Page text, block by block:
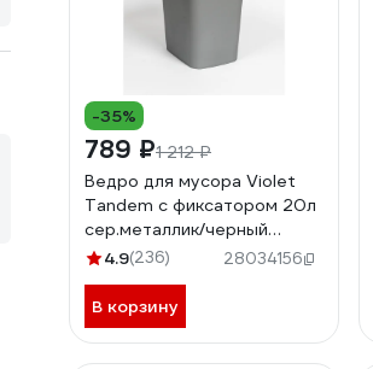
-35%
789 ₽1 212 ₽
Ведро для мусора Violet
Tandem с фиксатором 20л
сер.металлик/черный
842258
4.9(236) 28034156
В корзину